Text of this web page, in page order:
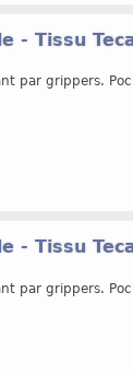
- Tissu
par grippers.
- Tissu
par grippers.